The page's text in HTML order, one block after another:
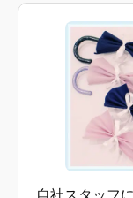
自社スタッフ